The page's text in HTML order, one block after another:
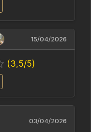
15/04/2026
(3,5/5)
03/04/2026